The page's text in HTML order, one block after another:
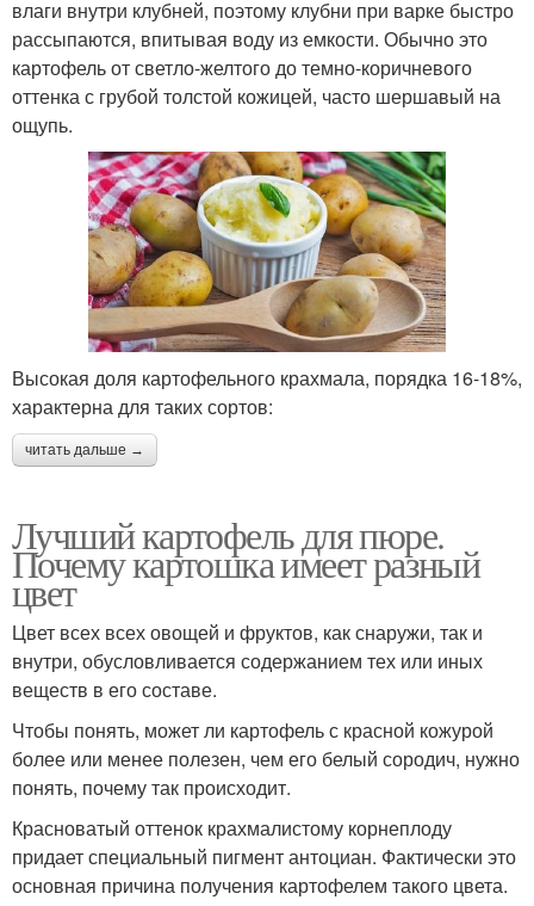
влаги внутри клубней, поэтому клубни при варке быстро
рассыпаются, впитывая воду из емкости. Обычно это
картофель от светло-желтого до темно-коричневого
оттенка с грубой толстой кожицей, часто шершавый на
ощупь.
Высокая доля картофельного крахмала, порядка 16-18%,
характерна для таких сортов:
читать дальше →
Лучший картофель для пюре.
Почему картошка имеет разный
цвет
Цвет всех всех овощей и фруктов, как снаружи, так и
внутри, обусловливается содержанием тех или иных
веществ в его составе.
Чтобы понять, может ли картофель с красной кожурой
более или менее полезен, чем его белый сородич, нужно
понять, почему так происходит.
Красноватый оттенок крахмалистому корнеплоду
придает специальный пигмент антоциан. Фактически это
основная причина получения картофелем такого цвета.